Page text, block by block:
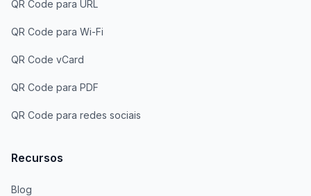
QR Code para URL
QR Code para Wi-Fi
QR Code vCard
QR Code para PDF
QR Code para redes sociais
Recursos
Blog